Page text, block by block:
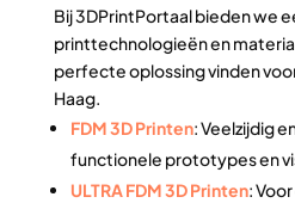
Bij 3DPrintPortaal bieden we
printtechnologieën en
perfecte oplossing vinden
Haag.
FDM 3D Printen: Veelzijdig
functionele prototypes en
ULTRA FDM 3D Printen: